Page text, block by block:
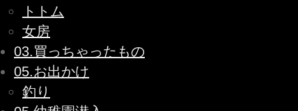
トトム
女房
03.買っちゃったもの
05.お出かけ
釣り